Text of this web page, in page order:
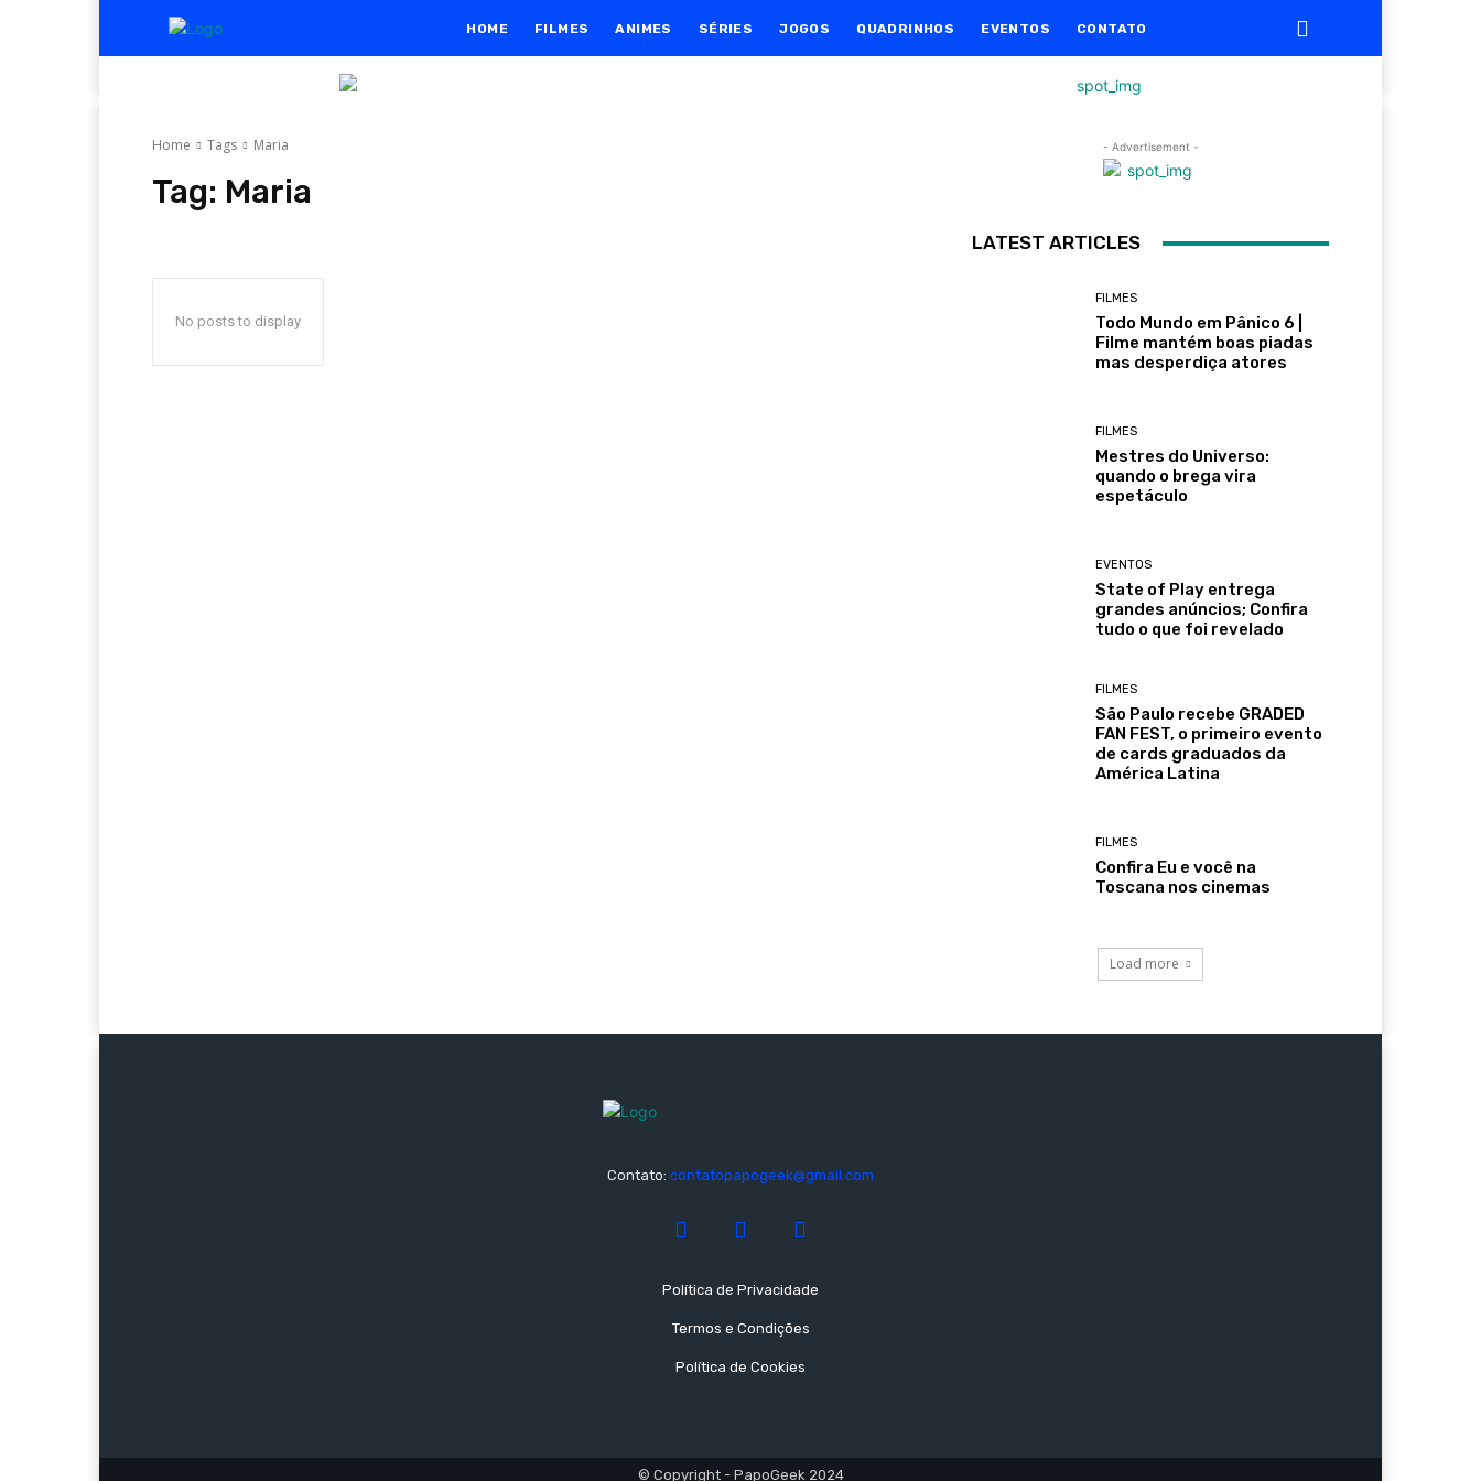
HOME FILMES ANIMES SÉRIES JOGOS QUADRINHOS EVENTOS CONTATO
Home Tags Maria
Tag: Maria
No posts to display
- Advertisement -
LATEST ARTICLES
FILMES
Todo Mundo em Pânico 6 |
Filme mantém boas piadas
mas desperdiça atores
FILMES
Mestres do Universo:
quando o brega vira
espetáculo
EVENTOS
State of Play entrega
grandes anúncios; Confira
tudo o que foi revelado
FILMES
São Paulo recebe GRADED
FAN FEST, o primeiro evento
de cards graduados da
América Latina
FILMES
Confira Eu e você na
Toscana nos cinemas
Load more
Contato: contatopapogeek@gmail.com
Política de Privacidade
Termos e Condições
Política de Cookies
© Copyright - PapoGeek 2024